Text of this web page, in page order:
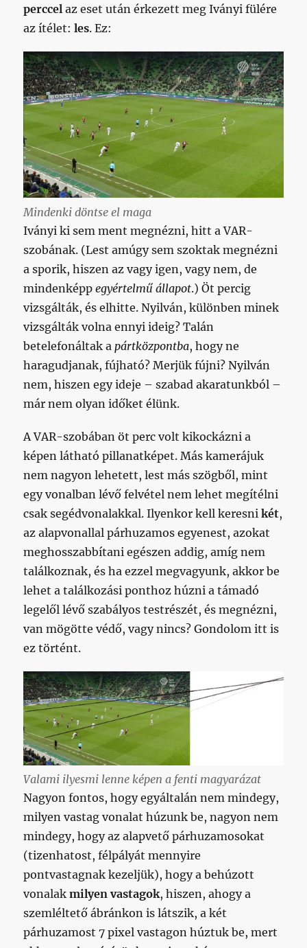
perccel az eset után érkezett meg Iványi fülére
az ítélet:les. Ez:
Mindenki döntse el maga
Iványi ki sem ment megnézni, hitt a VAR-
szobának. (Lest amúgy sem szoktak megnézni
a sporik, hiszen az vagy igen, vagy nem, de
mindenképpegyértelmű állapot.) Öt percig
vizsgálták, és elhitte. Nyilván, különben minek
vizsgálták volna ennyi ideig? Talán
betelefonáltak a pártközpontba, hogy ne
haragudjanak, fújható? Merjük fújni? Nyilván
nem, hiszen egy ideje – szabad akaratunkból –
már nem olyan időket élünk.
A VAR-szobában öt perc volt kikockázni a
képen látható pillanatképet. Más kamerájuk
nem nagyon lehetett, lest más szögből, mint
egy vonalban lévő felvétel nem lehet megítélni
csak segédvonalakkal. Ilyenkor kell keresnikét,
az alapvonallal párhuzamos egyenest, azokat
meghosszabbítani egészen addig, amíg nem
találkoznak, és ha ezzel megvagyunk, akkor be
lehet a találkozási ponthoz húzni a támadó
legelől lévő szabályos testrészét, és megnézni,
van mögötte védő, vagy nincs? Gondolom itt is
ez történt.
Valami ilyesmi lenne képen a fenti magyarázat
Nagyon fontos, hogy egyáltalán nem mindegy,
milyen vastag vonalat húzunk be, nagyon nem
mindegy, hogy az alapvető párhuzamosokat
(tizenhatost, félpályát mennyire
pontvastagnak kezeljük), hogy a behúzott
vonalakmilyen vastagok, hiszen, ahogy a
szemléltető ábránkon is látszik, a két
párhuzamost 7 pixel vastagon húztuk be, mert